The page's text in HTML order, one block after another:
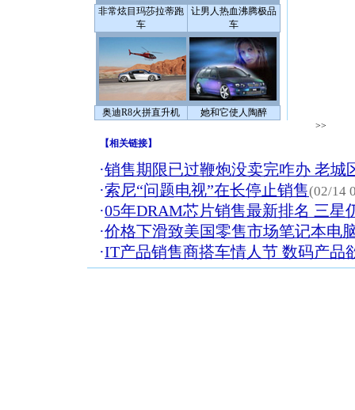
非常炫目玛莎拉蒂跑
车
让男人热血沸腾极品
车
奥迪R8火拼直升机 她和它使人陶醉
>>
【相关链接】
·销售期限已过鞭炮没卖完咋办 老城
·索尼“问题电视”在长停止销售(02/14
·05年DRAM芯片销售最新排名 三星
·价格下滑致美国零售市场笔记本电
·IT产品销售商搭车情人节 数码产品